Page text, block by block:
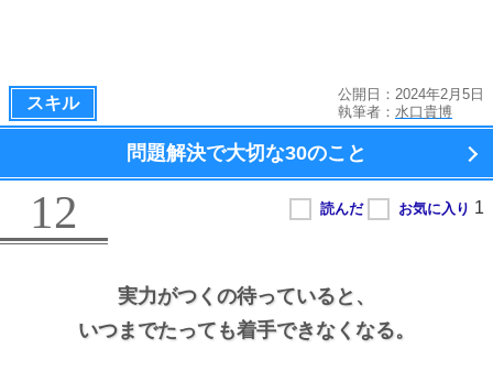
スキル
公開日：2024年2月5日
執筆者： 水口貴博
問題解決で大切な30のこと
12
実力がつくの待っていると、
いつまでたっても着手できなくなる。